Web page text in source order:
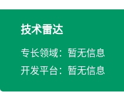
技术雷达
专长领域：暂无信息
开发平台：暂无信息